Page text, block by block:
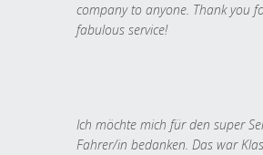
company to anyone. Thank you
fabulous service!
Ich möchte mich für den super
Fahrer/in bedanken. Das war